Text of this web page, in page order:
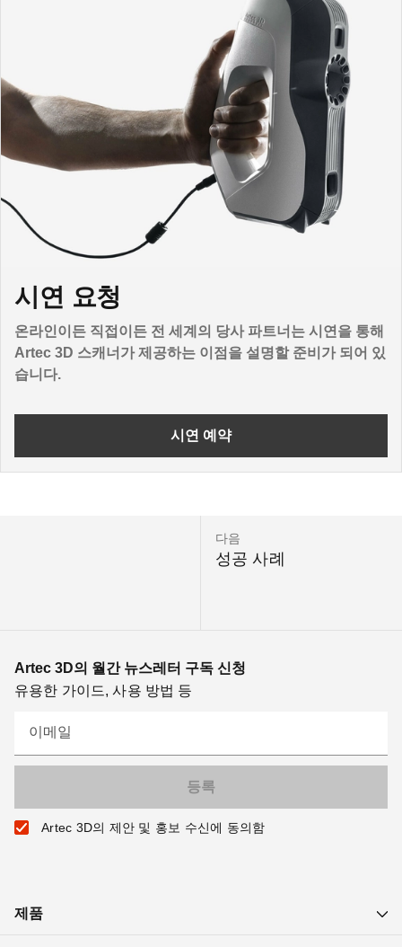
시연 요청
온라인이든 직접이든 전 세계의 당사 파트너는 시연을 통해
Artec 3D 스캐너가 제공하는 이점을 설명할 준비가 되어 있
습니다.
시연 예약
다음
성공 사례
Artec 3D의 월간 뉴스레터 구독 신청
유용한 가이드, 사용 방법 등
이메일
Artec 3D의 제안 및 홍보 수신에 동의함
제품